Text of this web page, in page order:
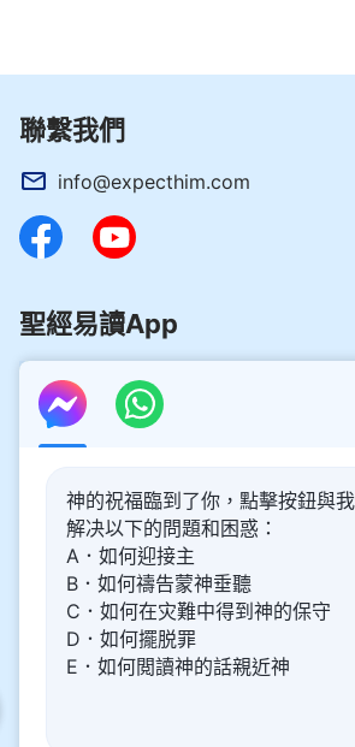
聯繫我們
info@expecthim.com
聖經易讀App
你想了解主再來的奥秘，喜迎主重歸嗎
來幫助。請點擊進入閲讀、觀看！
通過Messenger與我們聯繫
神的祝福臨到了你，點擊按鈕與
解决以下的問題和困惑：
A．如何迎接主
B．如何禱告蒙神垂聽
C．如何在灾難中得到神的保守
D．如何擺脱罪
E．如何閲讀神的話親近神